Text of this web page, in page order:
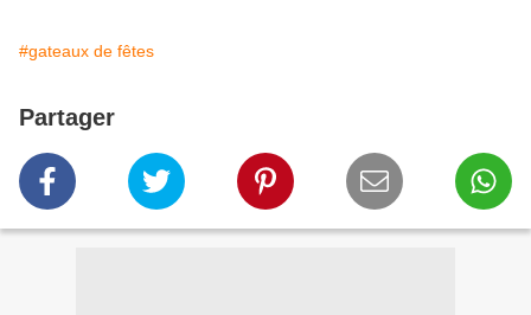
#gateaux de fêtes
Partager